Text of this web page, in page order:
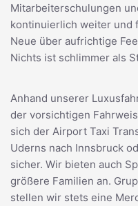
Mitarbeiterschulungen
kontinuierlich weiter und
Neue über aufrichtige
Nichts ist schlimmer als
Anhand unserer
der vorsichtigen
sich der Airport Taxi
Uderns nach Innsbruck
sicher. Wir bieten auch
größere Familien an.
stellen wir stets eine